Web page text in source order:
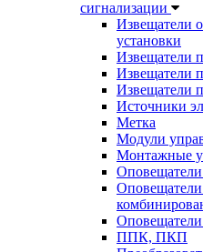
сигнализации
Извещатели
установки
Извещатели
Извещатели
Извещатели
Источники
Метка
Модули
Монтажные
ППК, ПКП